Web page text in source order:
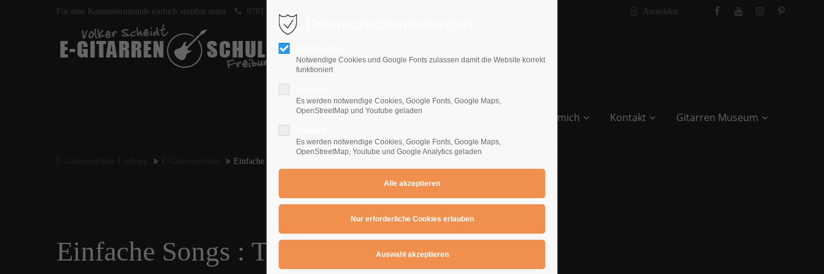
Für eine Kennenlernstunde einfach anrufen unter 0761 400 10 64 Anmelden
Home E-Gitarrenschule Über mich Kontakt Gitarren Museum
Einfache Songs : Teenage Dirtbag
Einfache Songs : Teenage Dirtbag
Notwendige Cookies und Google Fonts zulassen damit die Website korrekt
funktioniert
Es werden notwendige Cookies, Google Fonts, Google Maps,
OpenStreetMap und Youtube geladen
Es werden notwendige Cookies, Google Fonts, Google Maps,
OpenStreetMap, Youtube und Google Analytics geladen